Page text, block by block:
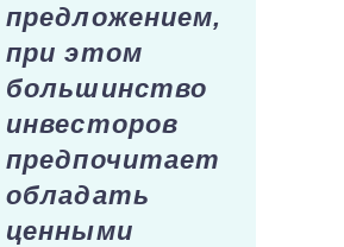
предложением,
при этом
большинство
инвесторов
предпочитает
обладать
ценными